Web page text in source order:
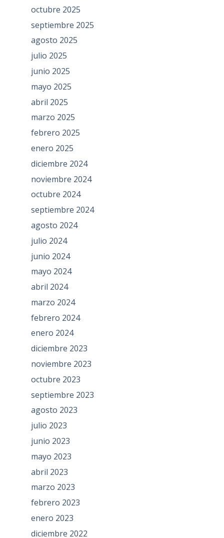
octubre 2025
septiembre 2025
agosto 2025
julio 2025
junio 2025
mayo 2025
abril 2025
marzo 2025
febrero 2025
enero 2025
diciembre 2024
noviembre 2024
octubre 2024
septiembre 2024
agosto 2024
julio 2024
junio 2024
mayo 2024
abril 2024
marzo 2024
febrero 2024
enero 2024
diciembre 2023
noviembre 2023
octubre 2023
septiembre 2023
agosto 2023
julio 2023
junio 2023
mayo 2023
abril 2023
marzo 2023
febrero 2023
enero 2023
diciembre 2022